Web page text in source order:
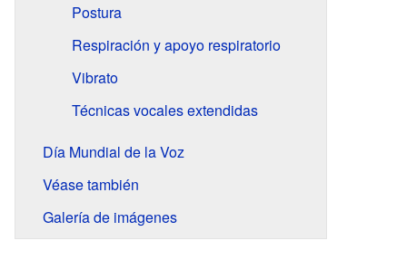
Postura
Respiración y apoyo respiratorio
Vibrato
Técnicas vocales extendidas
Día Mundial de la Voz
Véase también
Galería de imágenes